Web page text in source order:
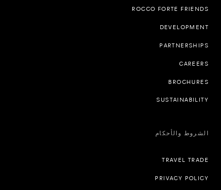
ROCCO FORTE FRIENDS
DEVELOPMENT
PARTNERSHIPS
CAREERS
BROCHURES
SUSTAINABILITY
الشروط والأحكام
TRAVEL TRADE
PRIVACY POLICY